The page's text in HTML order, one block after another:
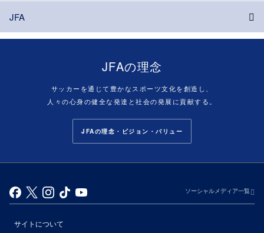
JFA
JFAの理念
サッカーを通じて豊かなスポーツ文化を創造し、
人々の心身の健全な発達と社会の発展に貢献する。
JFAの理念・ビジョン・バリュー
ソーシャルメディア一覧
サイトについて